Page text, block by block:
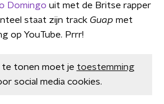
Domingo uit met de Britse rapper
staat zijn track Guap met
op YouTube. Prrr!
te tonen moet je toestemming
social media cookies.